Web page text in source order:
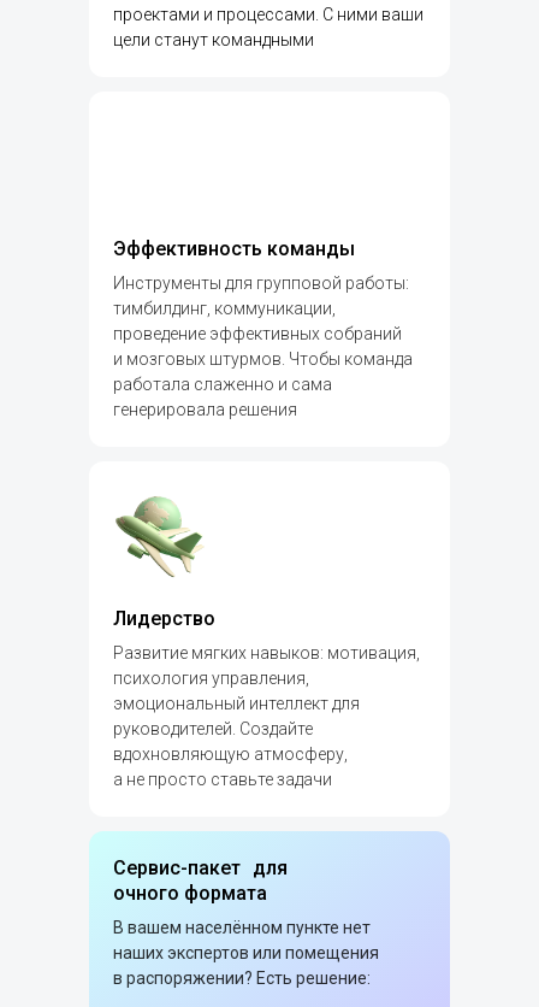
Сервис-пакет для
очного формата
В вашем населённом пункте нет
наших экспертов или помещения
в распоряжении? Есть решение:
Лидерство
Развитие мягких навыков: мотивация,
психология управления,
эмоциональный интеллект для
руководителей. Создайте
вдохновляющую атмосферу,
а не просто ставьте задачи
Инструменты для групповой работы:
тимбилдинг, коммуникации,
проведение эффективных собраний
и мозговых штурмов. Чтобы команда
работала слаженно и сама
генерировала решения
Эффективность команды
проектами и процессами. С ними ваши
цели станут командными